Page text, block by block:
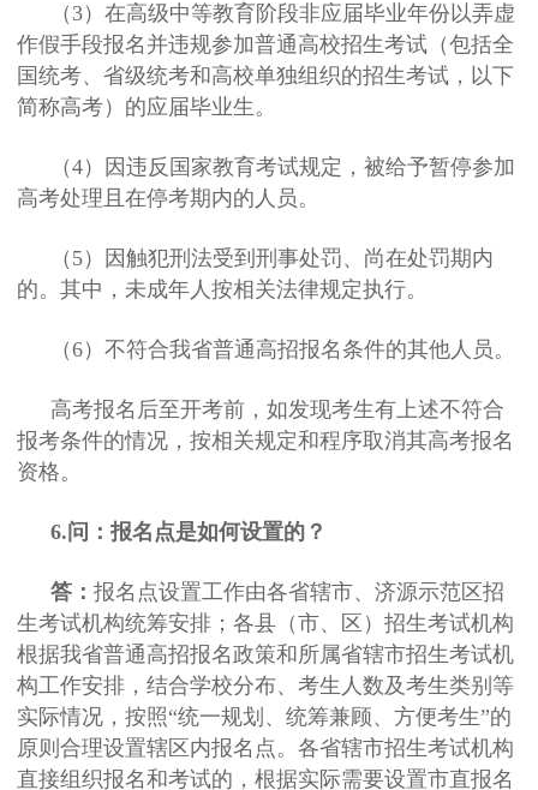
（3）在高级中等教育阶段非应届毕业年份以弄虚
作假手段报名并违规参加普通高校招生考试（包括全
国统考、省级统考和高校单独组织的招生考试，以下
简称高考）的应届毕业生。
（4）因违反国家教育考试规定，被给予暂停参加
高考处理且在停考期内的人员。
（5）因触犯刑法受到刑事处罚、尚在处罚期内
的。其中，未成年人按相关法律规定执行。
（6）不符合我省普通高招报名条件的其他人员。
高考报名后至开考前，如发现考生有上述不符合
报考条件的情况，按相关规定和程序取消其高考报名
资格。
6.问：报名点是如何设置的？
答： 报名点设置工作由各省辖市、济源示范区招
生考试机构统筹安排；各县（市、区）招生考试机构
根据我省普通高招报名政策和所属省辖市招生考试机
构工作安排，结合学校分布、考生人数及考生类别等
实际情况，按照“统一规划、统筹兼顾、方便考生”的
原则合理设置辖区内报名点。各省辖市招生考试机构
直接组织报名和考试的，根据实际需要设置市直报名